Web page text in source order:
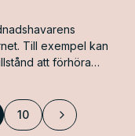
Till exempel kan
att förhöra
i uppgift att väcka
förundersökning
10
Nästa